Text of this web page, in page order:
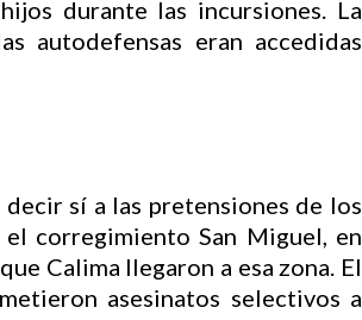
durante las incursiones. La
autodefensas eran accedidas
sí a las pretensiones de los
corregimiento San Miguel, en
Calima llegaron a esa zona. El
asesinatos selectivos a